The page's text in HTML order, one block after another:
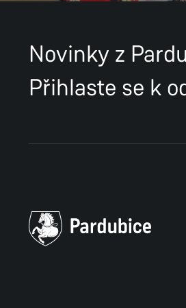
Novinky z
Přihlaste se k